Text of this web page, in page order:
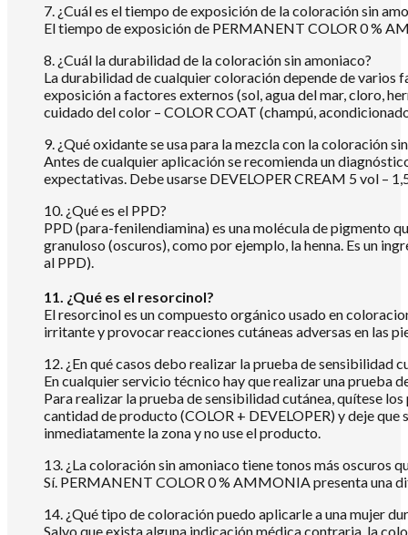
7. ¿Cuál es el tiempo de exposición de la coloración sin
El tiempo de exposición de PERMANENT COLOR 0 %
8. ¿Cuál la durabilidad de la coloración sin amoniaco?
La durabilidad de cualquier coloración depende de
exposición a factores externos (sol, agua del mar, cloro,
cuidado del color – COLOR COAT (champú,
9. ¿Qué oxidante se usa para la mezcla con la coloración
Antes de cualquier aplicación se recomienda un
expectativas. Debe usarse DEVELOPER CREAM 5 vol –
10. ¿Qué es el PPD?
PPD (para-fenilendiamina) es una molécula de pigmento
granuloso (oscuros), como por ejemplo, la henna. Es un
al PPD).
11. ¿Qué es el resorcinol?
El resorcinol es un compuesto orgánico usado en
irritante y provocar reacciones cutáneas adversas en las
12. ¿En qué casos debo realizar la prueba de sensibilidad
En cualquier servicio técnico hay que realizar una prueba
Para realizar la prueba de sensibilidad cutánea, quítese
cantidad de producto (COLOR + DEVELOPER) y deje
inmediatamente la zona y no use el producto.
13. ¿La coloración sin amoniaco tiene tonos más oscuros
Sí. PERMANENT COLOR 0 % AMMONIA presenta una
14. ¿Qué tipo de coloración puedo aplicarle a una mujer
Salvo que exista alguna indicación médica contraria, la